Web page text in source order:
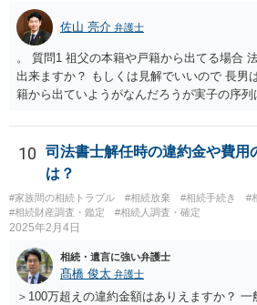
（ご本人同士で行っても構いませんし，弁護
しいと思います。） ことになります。
佐山 亮介 弁護士
。 質問1 祖父の本籍や戸籍から出てる場合
出来ますか？ もしくは見解でいいので 長男
籍から出ていようがなんだろうが実子の序
書が腹違いの長男に向けてある場合 書かれ
のですか？ →遺書というのが、法律上の遺
はそのとおりです。 質問3 父が腹違いの長
うな事はありますか？ →遺言が有効な場合
せんが、お祖父様が認知症であるなどの「遺
情」があるならば①遺言無効確認の訴えを起
問4 相続トラブルの代理交渉は可能でしょう
能ですが、お伺いする内容ですとお祖父様が
とになるでしょう。
10
司法書士解任時の違約金や費用
は？
#家族間の相続トラブル #相続放棄 #相続手続き
#
#相続財産調査・鑑定
#相続人調査・確定
2025年2月4日
相続・遺言に強い弁護士
髙橋 俊太 弁護士
＞100万超えの違約金額はありえますか？